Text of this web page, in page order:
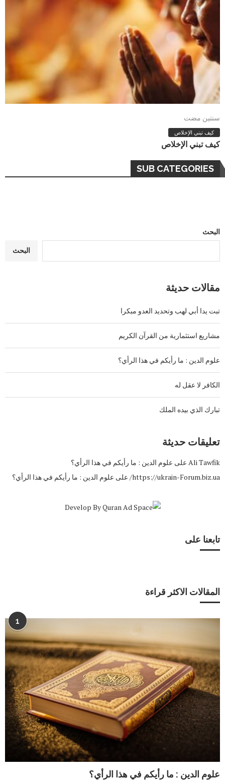
سنتين مضت
كيف تبني الإخلاص
كيف تبني الإخلاص
SUB CATEGORIES
البحث
البحث
مقالات حديثة
تبت يدا أبي لهب وتحديد العدو مبكرا
مشاريع استثمارية من القرآن الكريم
علوم الدين : ما رأيكم في هذا الرأي؟
الكافر لا عقل له
تبارك الذي بيده الملك
تعليقات حديثة
Ali Tawfik على علوم الدين : ما رأيكم في هذا الرأي؟
https://ukrain-Forum.biz.ua/ على علوم الدين : ما رأيكم في هذا الرأي؟
تابعنا على
المقالات الاكثر قراءة
1
علوم الدين : ما رأيكم في هذا الرأي؟